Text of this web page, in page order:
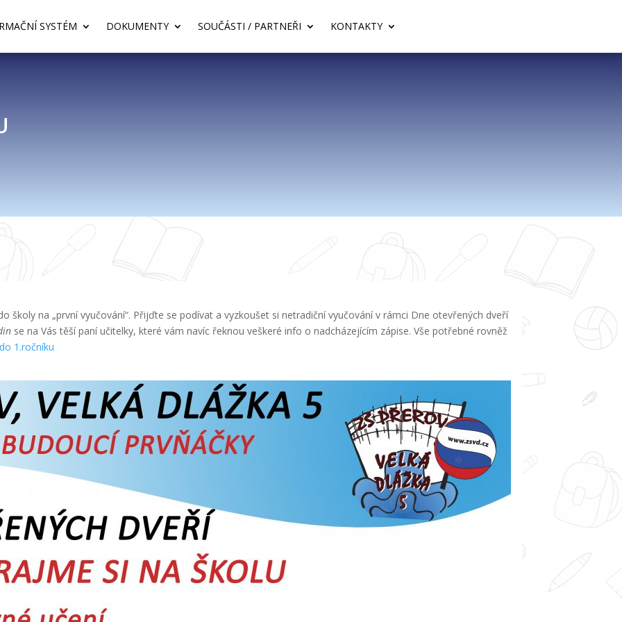
SYSTÉM DOKUMENTY SOUČÁSTI / PARTNEŘI KONTAKTY
školy na „první vyučování“. Přijďte se podívat a vyzkoušet si netradiční vyučování v rámci Dne otevřených dveří
se na Vás těší paní učitelky, které vám navíc řeknou veškeré info o nadcházejícím zápise. Vše potřebné rovněž
1.ročníku